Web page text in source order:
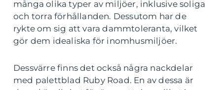
många olika typer av miljöer, inklusive soliga
och torra förhållanden. Dessutom har de
rykte om sig att vara dammtoleranta, vilket
gör dem idealiska för inomhusmiljöer.
Dessvärre finns det också några nackdelar
med palettblad Ruby Road. En av dessa är